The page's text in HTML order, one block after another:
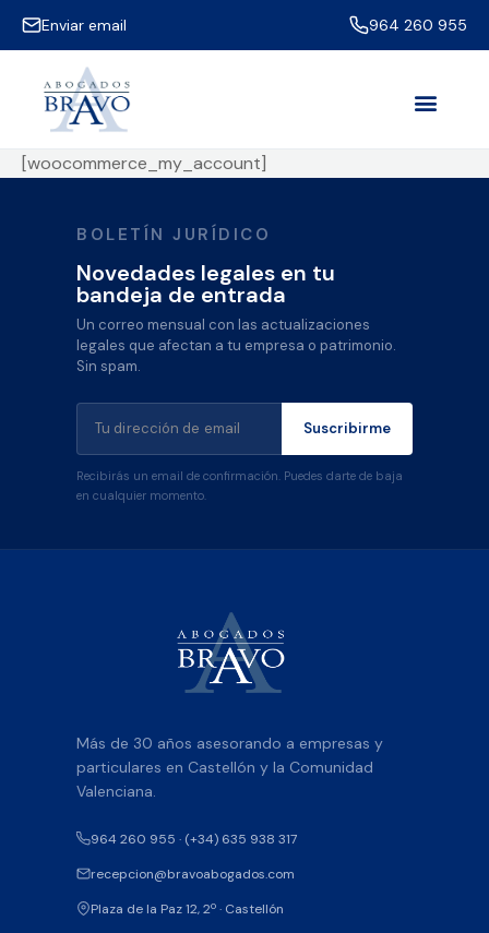
Enviar email 964 260 955
[woocommerce_my_account]
BOLETÍN JURÍDICO
Novedades legales en tu
bandeja de entrada
Un correo mensual con las actualizaciones
legales que afectan a tu empresa o patrimonio.
Sin spam.
Suscribirme
Recibirás un email de confirmación. Puedes darte de baja
en cualquier momento.
Más de 30 años asesorando a empresas y
particulares en Castellón y la Comunidad
Valenciana.
964 260 955 · (+34) 635 938 317
recepcion@bravoabogados.com
Plaza de la Paz 12, 2º · Castellón